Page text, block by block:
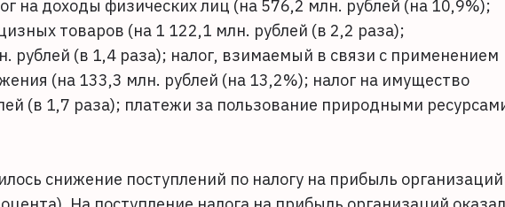
на доходы физических лиц (на 576,2 млн. рублей (на 10,9%);
товаров (на 1 122,1 млн. рублей (в 2,2 раза);
рублей (в 1,4 раза); налог, взимаемый в связи с применением
(на 133,3 млн. рублей (на 13,2%); налог на имущество
(в 1,7 раза); платежи за пользование природными
снижение поступлений по налогу на прибыль организаций